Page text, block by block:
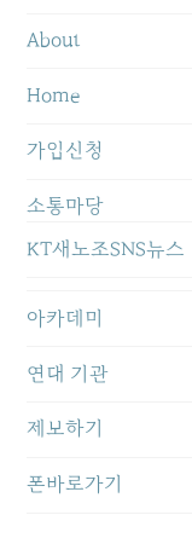
About
Home
가입신청
소통마당
KT새노조SNS뉴스
아카데미
연대 기관
제보하기
폰바로가기